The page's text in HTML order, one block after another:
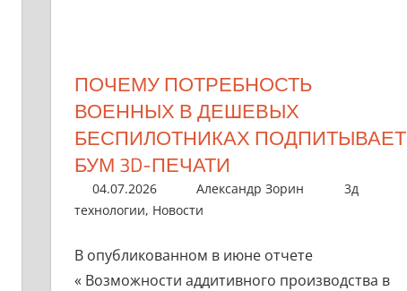
ПОЧЕМУ ПОТРЕБНОСТЬ
ВОЕННЫХ В ДЕШЕВЫХ
БЕСПИЛОТНИКАХ ПОДПИТЫВАЕТ
БУМ 3D-ПЕЧАТИ
04.07.2026 Александр Зорин
3д
технологии, Новости
В опубликованном в июне отчете
« Возможности аддитивного производства в